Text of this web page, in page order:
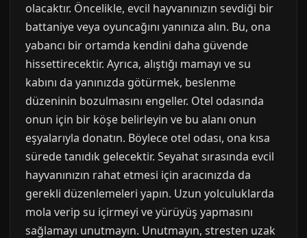
olacaktır. Öncelikle, evcil hayvanınızın sevdiği bir
battaniye veya oyuncağını yanınıza alın. Bu, ona
yabancı bir ortamda kendini daha güvende
hissettirecektir. Ayrıca, alıştığı mamayı ve su
kabını da yanınızda götürmek, beslenme
düzeninin bozulmasını engeller. Otel odasında
onun için bir köşe belirleyin ve bu alanı onun
eşyalarıyla donatın. Böylece otel odası, ona kısa
sürede tanıdık gelecektir. Seyahat sırasında evcil
hayvanınızın rahat etmesi için aracınızda da
gerekli düzenlemeleri yapın. Uzun yolculuklarda
mola verip su içirmeyi ve yürüyüş yapmasını
sağlamayı unutmayın. Unutmayın, stresten uzak